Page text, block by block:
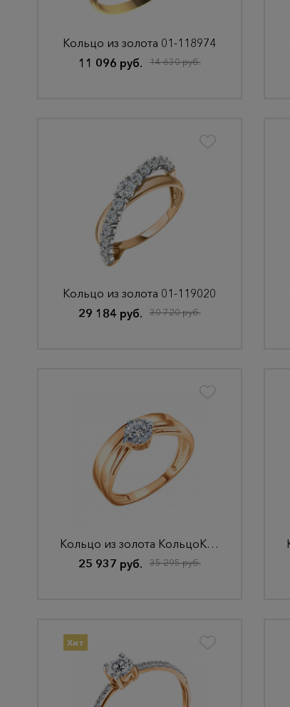
Кольцо из золота 01-118974
11 096 руб.
14 630 руб.
Кольцо из золота 01-119020
29 184 руб.
30 720 руб.
Кольцо из золота КольцоКЛ-38.18,5.бцФ.з585
25 937 руб.
35 295 руб.
Хит